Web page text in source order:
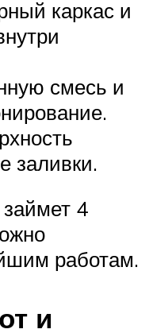
каркас и
смесь и
заливки.
4
работам.
и